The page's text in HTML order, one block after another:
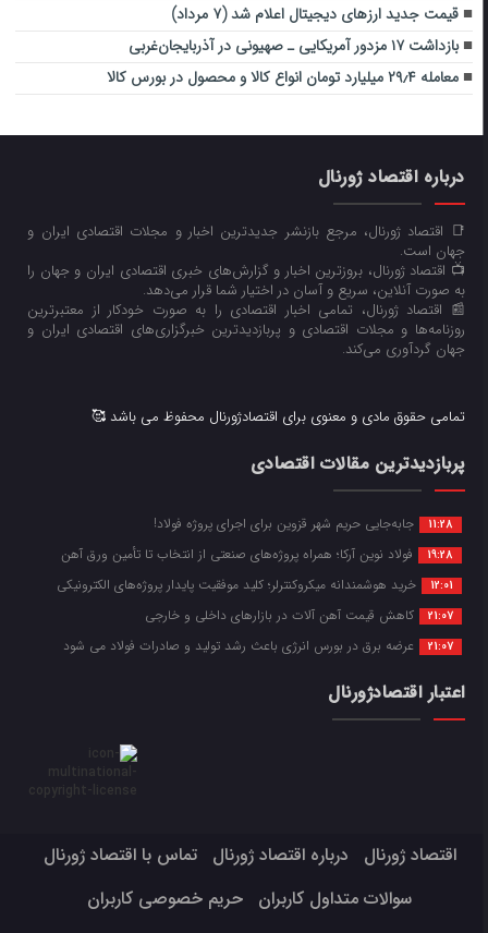
قیمت جدید ارزهای دیجیتال اعلام شد (۷ مرداد)
‌بازداشت ۱۷ مزدور ‌آمریکایی ـ صهیونی ‌در ‌آذربایجان‌غربی
معامله ۲۹٫۴ میلیارد تومان انواع کالا و محصول در بورس کالا
درباره اقتصاد ژورنال
📑 اقتصاد ژورنال، مرجع بازنشر جدیدترین اخبار و مجلات اقتصادی ایران و
جهان است.
📺 اقتصاد ژورنال، بروزترین اخبار و گزارش‌های خبری اقتصادی ایران و جهان را
به صورت آنلاین، سریع و آسان در اختیار شما قرار می‌‌دهد.
📰 اقتصاد ژورنال، تمامی اخبار اقتصادی را به صورت خودکار از معتبرترین
روزنامه‌ها و مجلات اقتصادی و پربازدیدترین خبرگزاری‌های اقتصادی ایران و
جهان گردآوری می‌کند.
تمامی حقوق مادی و معنوی برای اقتصادژورنال محفوظ می باشد 🥰
پربازدیدترین مقالات اقتصادی
11:28 جابه‌جایی حریم شهر قزوین برای اجرای پروژه فولاد!
19:28 فولاد نوین آرکا؛ همراه پروژه‌های صنعتی از انتخاب تا تأمین ورق آهن
12:01 خرید هوشمندانه میکروکنترلر؛ کلید موفقیت پایدار پروژه‌های الکترونیکی
21:07 کاهش قیمت آهن آلات در بازارهای داخلی و خارجی
21:07 عرضه برق در بورس انرژی باعث رشد تولید و صادرات فولاد می شود
اعتبار اقتصادژورنال
اقتصاد ژورنال درباره اقتصاد ژورنال
تماس با اقتصاد ژورنال
سوالات متداول کاربران
حریم خصوصی کاربران